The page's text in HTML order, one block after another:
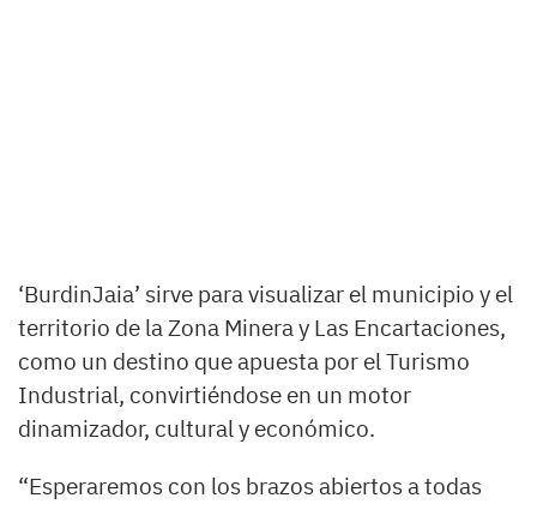
‘BurdinJaia’ sirve para visualizar el municipio y el
territorio de la Zona Minera y Las Encartaciones,
como un destino que apuesta por el Turismo
Industrial, convirtiéndose en un motor
dinamizador, cultural y económico.
“Esperaremos con los brazos abiertos a todas